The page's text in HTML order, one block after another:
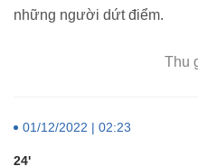
những người dứt điểm.
Thu
01/12/2022 | 02:23
24'